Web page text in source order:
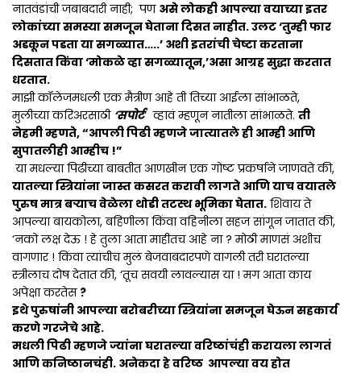
नातवंडांची जबाबदारी नाही; पण असे लोकही आपल्या वयाच्या इतर
लोकांच्या समस्या समजून घेताना दिसत नाहीत. उलट ‘तुम्ही फार
अडकून पडता या सगळ्यात…..’ अशी इतरांची चेष्टा करताना
दिसतात किंवा ‘मोकळे व्हा सगळ्यातून,’असा आग्रह सुद्धा करतात
धरतात.
माझी कॉलेजमधली एक मैत्रीण आहे ती तिच्या आईला सांभाळते,
मुलीच्या करिअरसाठी ‘सपोर्ट‘ व्हावं म्हणून नातीला सांभाळते. ती
नेहमी म्हणते, “आपली पिढी म्हणजे जात्यातले ही आम्ही आणि
सुपातलीही आम्हीच !”
या मधल्या पिढीच्या बाबतीत आणखीन एक गोष्ट प्रकर्षाने जाणवते की,
यातल्या स्त्रियांना जास्त कसरत करावी लागते आणि याच वयातले
पुरुष मात्र बऱ्याच वेळेला थोडी तटस्थ भूमिका घेतात. शिवाय ते
आपल्या बायकोला, बहिणीला किंवा वहिनीला सहज सांगून जातात की,
‘नको लक्ष देऊ ! हे तुला आता माहीतच आहे ना ? मोठी माणसं अशीच
वागणार ! किंवा त्यांचीच मुलं बेजवाबदारपणे वागली तरी घरातल्या
स्त्रीलाच दोष देतात की, ‘तूच सवयी लावल्यास या ! मग आता काय
अपेक्षा करतेस ?
इथे पुरुषांनी आपल्या बरोबरीच्या स्त्रियांना समजून घेऊन सहकार्य
करणे गरजेचे आहे.
मधली पिढी म्हणजे ज्यांना घरातल्या वरिष्ठांचंही करायला लागतं
आणि कनिष्ठानचंही. अनेकदा हे वरिष्ठ आपल्या वय होत